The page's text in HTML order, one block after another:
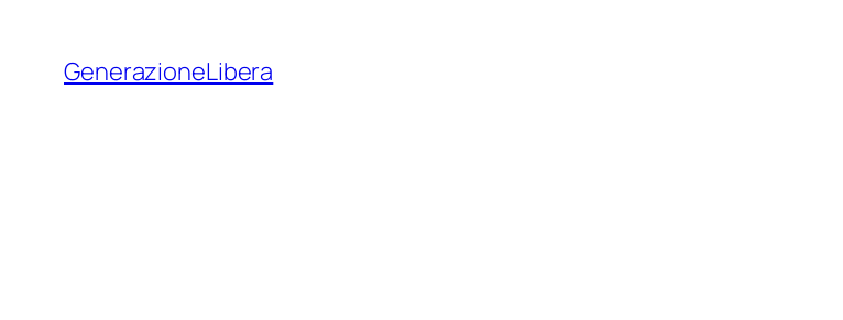
contenuto
GenerazioneLibera